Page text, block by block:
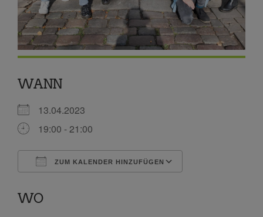
WANN
13.04.2023
19:00 - 21:00
ZUM KALENDER HINZUFÜGEN
WO